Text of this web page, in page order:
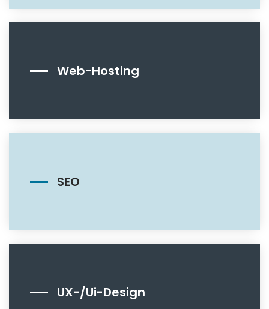
Web-Hosting
SEO
UX-/Ui-Design